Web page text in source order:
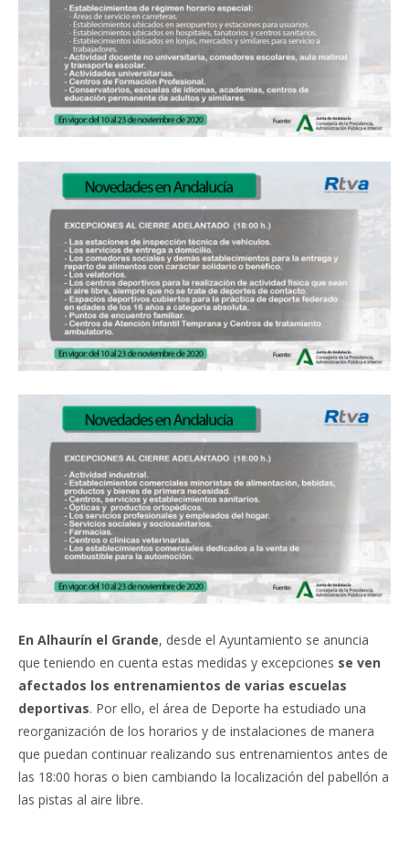
En Alhaurín el Grande, desde el Ayuntamiento se anuncia
que teniendo en cuenta estas medidas y excepciones se ven
afectados los entrenamientos de varias escuelas
deportivas. Por ello, el área de Deporte ha estudiado una
reorganización de los horarios y de instalaciones de manera
que puedan continuar realizando sus entrenamientos antes de
las 18:00 horas o bien cambiando la localización del pabellón a
las pistas al aire libre.